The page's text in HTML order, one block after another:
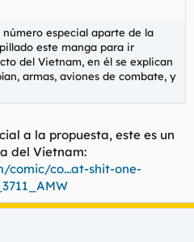
especial aparte de la
este manga para ir
del Vietnam, en él se explican
armas, aviones de combate, y
a la propuesta, este es un
del Vietnam:
comic/co...at-shit-one-